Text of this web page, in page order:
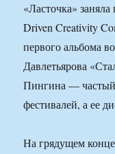
«Ласточка»
Driven Creativity
первого альбома
Давлетьярова
Пингина — частый
фестивалей, а ее
На грядущем